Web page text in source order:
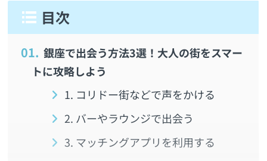
1. 銀座で出会う方法3選！大人の街をスマー
トに攻略しよう
1. コリドー街などで声をかける
2. バーやラウンジで出会う
3. マッチングアプリを利用する